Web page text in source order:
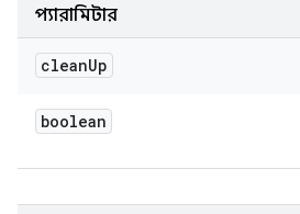
প্যারামিটার
cleanUp
boolean